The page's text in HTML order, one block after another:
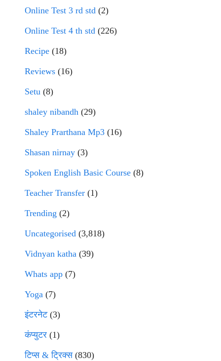
Online Test 3 rd std (2)
Online Test 4 th std (226)
Recipe (18)
Reviews (16)
Setu (8)
shaley nibandh (29)
Shaley Prarthana Mp3 (16)
Shasan nirnay (3)
Spoken English Basic Course (8)
Teacher Transfer (1)
Trending (2)
Uncategorised (3,818)
Vidnyan katha (39)
Whats app (7)
Yoga (7)
इंटरनेट(3)
कंप्युटर (1)
टिप्स & ट्रिक्स(830)